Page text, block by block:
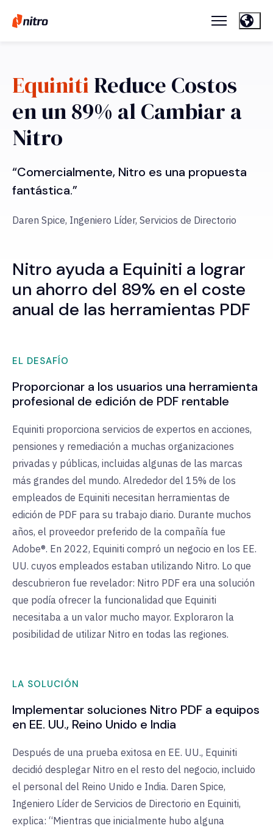
Equiniti Reduce Costos
en un 89% al Cambiar a
Nitro
“Comercialmente, Nitro es una propuesta
fantástica.”
Daren Spice, Ingeniero Líder, Servicios de Directorio
Nitro ayuda a Equiniti a lograr
un ahorro del 89% en el coste
anual de las herramientas PDF
EL DESAFÍO
Proporcionar a los usuarios una herramienta
profesional de edición de PDF rentable
Equiniti proporciona servicios de expertos en acciones,
pensiones y remediación a muchas organizaciones
privadas y públicas, incluidas algunas de las marcas
más grandes del mundo. Alrededor del 15% de los
empleados de Equiniti necesitan herramientas de
edición de PDF para su trabajo diario. Durante muchos
años, el proveedor preferido de la compañía fue
Adobe®. En 2022, Equiniti compró un negocio en los EE.
UU. cuyos empleados estaban utilizando Nitro. Lo que
descubrieron fue revelador: Nitro PDF era una solución
que podía ofrecer la funcionalidad que Equiniti
necesitaba a un valor mucho mayor. Exploraron la
posibilidad de utilizar Nitro en todas las regiones.
LA SOLUCIÓN
Implementar soluciones Nitro PDF a equipos
en EE. UU., Reino Unido e India
Después de una prueba exitosa en EE. UU., Equiniti
decidió desplegar Nitro en el resto del negocio, incluido
el personal del Reino Unido e India. Daren Spice,
Ingeniero Líder de Servicios de Directorio en Equiniti,
explica: “Mientras que inicialmente hubo alguna